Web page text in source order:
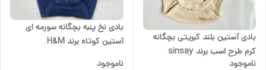
بادی آستین بلند کبریتی بچگانه
کرم طرح اسب برند sinsay
ناموجود
بادی نخ پنبه بچگانه سورمه ای
آستین کوتاه برند H&M
ناموجود